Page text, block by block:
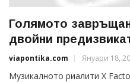
Голямото
двойни
viapontika.com Януари 18,
Музикалното риалити X